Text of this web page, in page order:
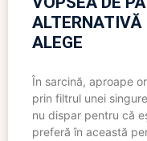
ALEGE
În sarcină, aproape
prin filtrul unei
nu dispar pentru că
preferă în această